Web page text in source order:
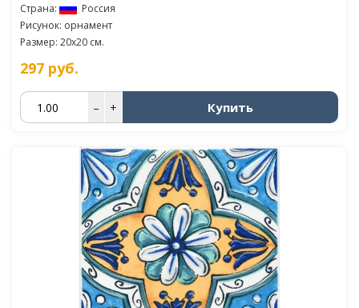
Страна:
Россия
Рисунок: орнамент
Размер: 20x20 см.
297 руб.
– + Купить